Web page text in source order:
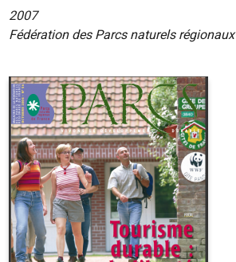
2007
Fédération des Parcs naturels régionaux